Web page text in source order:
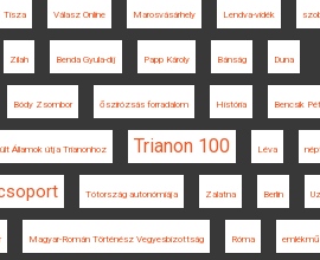
Tisza Válasz Online Marosvásárhely Lendva-vidék
Zilah Benda Gyula-díj Papp Károly Bánság Duna
Bódy Zsombor őszirózsás forradalom História Bencsik
Államok útja Trianonhoz Trianon 100 Léva
Tótország autonómiája Zalatna Berlin
Magyar-Román Történész Vegyesbizottság Róma emlékmű